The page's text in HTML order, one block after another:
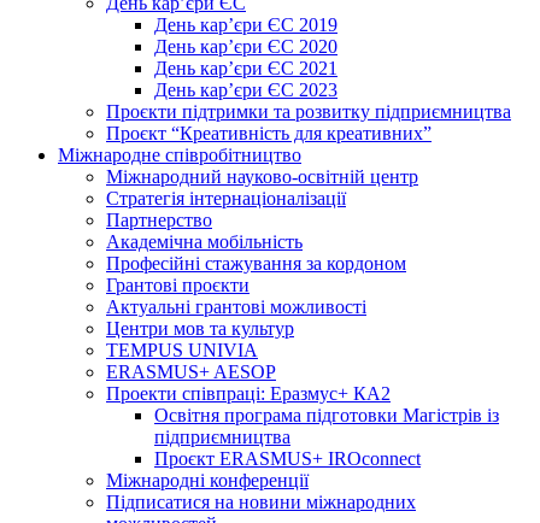
День кар’єри ЄС 2019
День кар’єри ЄС 2020
День кар’єри ЄС 2021
День кар’єри ЄС 2023
Проєкти підтримки та розвитку підприємництва
Проєкт “Креативність для креативних”
Міжнародне співробітництво
Міжнародний науково-освітній центр
Стратегія інтернаціоналізації
Партнерство
Академічна мобільність
Професійні стажування за кордоном
Грантові проєкти
Актуальні грантові можливості
Центри мов та культур
TEMPUS UNIVIA
ERASMUS+ AESOP
Проекти співпраці: Еразмус+ КА2
Освітня програма підготовки Магістрів із
підприємництва
Проєкт ERASMUS+ IROconnect
Міжнародні конференції
Підписатися на новини міжнародних